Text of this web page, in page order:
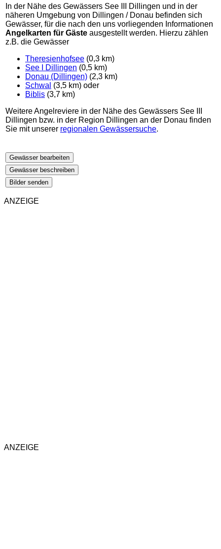
In der Nähe des Gewässers See III Dillingen und in der
näheren Umgebung von Dillingen / Donau befinden sich
Gewässer, für die nach den uns vorliegenden Informationen
Angelkarten für Gäste ausgestellt werden. Hierzu zählen
z.B. die Gewässer
Theresienhofsee (0,3 km)
See I Dillingen (0,5 km)
Donau (Dillingen) (2,3 km)
Schwal (3,5 km) oder
Biblis (3,7 km)
Weitere Angelreviere in der Nähe des Gewässers See III
Dillingen bzw. in der Region Dillingen an der Donau finden
Sie mit unserer regionalen Gewässersuche.
Gewässer bearbeiten
Gewässer beschreiben
Bilder senden
ANZEIGE
ANZEIGE